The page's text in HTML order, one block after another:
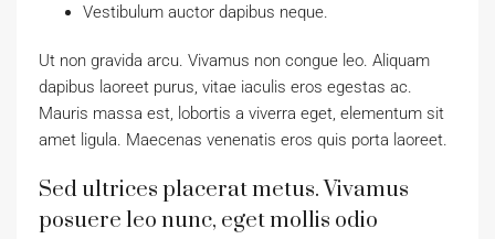
Vestibulum auctor dapibus neque.
Ut non gravida arcu. Vivamus non congue leo. Aliquam
dapibus laoreet purus, vitae iaculis eros egestas ac.
Mauris massa est, lobortis a viverra eget, elementum sit
amet ligula. Maecenas venenatis eros quis porta laoreet.
Sed ultrices placerat metus. Vivamus
posuere leo nunc, eget mollis odio